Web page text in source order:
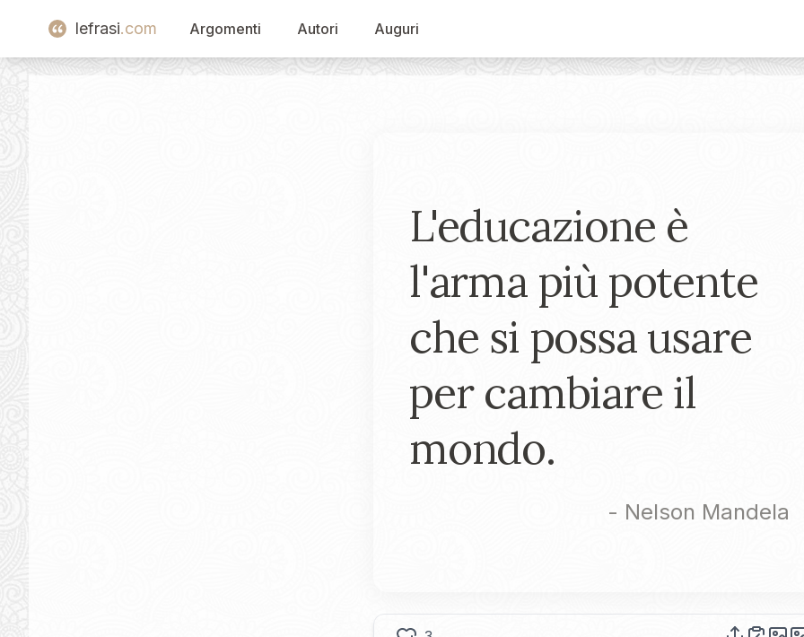
lefrasi.com Argomenti Autori Auguri
L'educazione è
l'arma più potente
che si possa usare
per cambiare il
mondo.
- Nelson Mandela